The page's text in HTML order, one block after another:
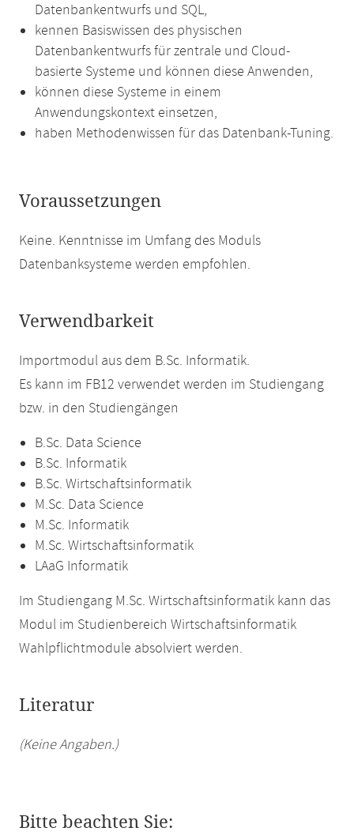
Datenbankentwurfs und SQL,
kennen Basiswissen des physischen
Datenbankentwurfs für zentrale und Cloud-
basierte Systeme und können diese Anwenden,
können diese Systeme in einem
Anwendungskontext einsetzen,
haben Methodenwissen für das Datenbank-Tuning.
Voraussetzungen
Keine. Kenntnisse im Umfang des Moduls
Datenbanksysteme werden empfohlen.
Verwendbarkeit
Importmodul aus dem B.Sc. Informatik.
Es kann im FB12 verwendet werden im Studiengang
bzw. in den Studiengängen
B.Sc. Data Science
B.Sc. Informatik
B.Sc. Wirtschaftsinformatik
M.Sc. Data Science
M.Sc. Informatik
M.Sc. Wirtschaftsinformatik
LAaG Informatik
Im Studiengang M.Sc. Wirtschaftsinformatik kann das
Modul im Studienbereich Wirtschaftsinformatik
Wahlpflichtmodule absolviert werden.
Literatur
(Keine Angaben.)
Bitte beachten Sie: